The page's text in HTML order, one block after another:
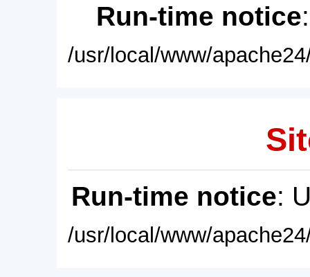
Run-time notice
/usr/local/www/
Run-time notice:
/usr/local/www/